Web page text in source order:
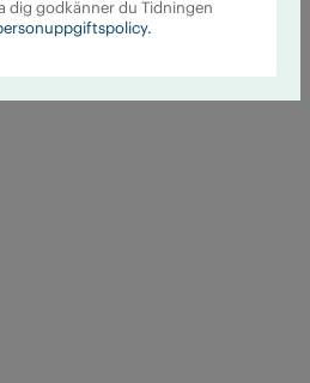
dig godkänner du Tidningen